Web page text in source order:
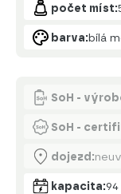
počet míst:
barva:bílá
SoH -
SoH -
dojezd:
kapacita: